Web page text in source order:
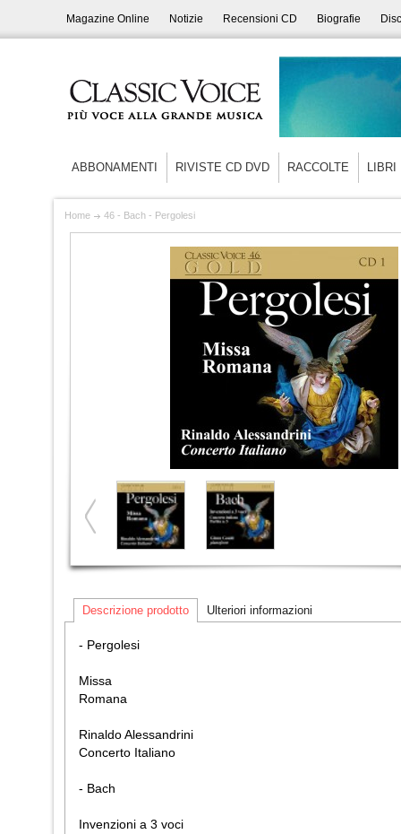
Magazine Online Notizie Recensioni CD Biografie
ABBONAMENTI RIVISTE CD DVD RACCOLTE LIBRI
Home 46 - Bach - Pergolesi
Descrizione prodotto Ulteriori informazioni
- Pergolesi
Missa
Romana
Rinaldo Alessandrini
Concerto Italiano
- Bach
Invenzioni a 3 voci